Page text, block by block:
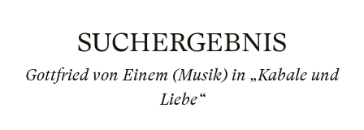
SUCHERGEBNIS
Gottfried von Einem (Musik) in „Kabale und
Liebe“